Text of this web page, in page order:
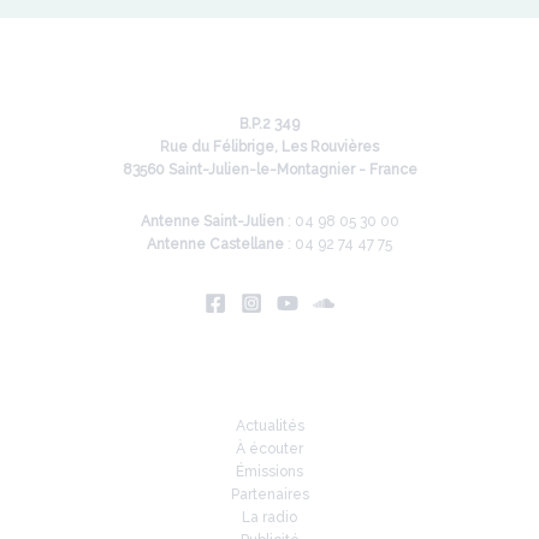
B.P.2 349
Rue du Félibrige, Les Rouvières
83560 Saint-Julien-le-Montagnier - France
Antenne Saint-Julien : 04 98 05 30 00
Antenne Castellane : 04 92 74 47 75
Actualités
À écouter
Émissions
Partenaires
La radio